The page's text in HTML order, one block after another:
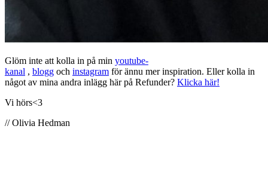
Glöm inte att kolla in på min youtube-
kanal , blogg och instagram för ännu mer inspiration. Eller kolla in
något av mina andra inlägg här på Refunder? Klicka här!
Vi hörs<3
// Olivia Hedman